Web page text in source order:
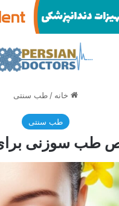
خانه / طب سنتی
طب سنتی
طب سوزنی